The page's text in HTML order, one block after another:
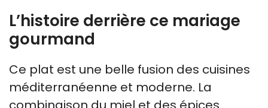
L’histoire derrière ce mariage
gourmand
Ce plat est une belle fusion des cuisines
méditerranéenne et moderne. La